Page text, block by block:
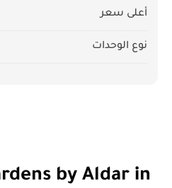
أعلى سعر
نوع الوحدات
by Aldar in